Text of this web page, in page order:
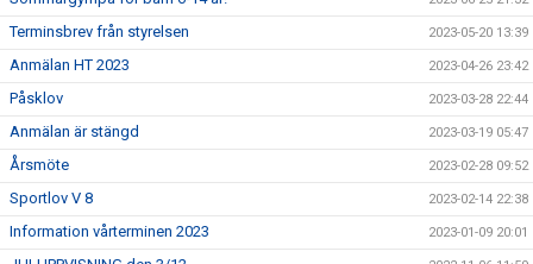
Terminsbrev från styrelsen 2023-05-20 13:39
Anmälan HT 2023 2023-04-26 23:42
Påsklov 2023-03-28 22:44
Anmälan är stängd 2023-03-19 05:47
Årsmöte 2023-02-28 09:52
Sportlov V 8 2023-02-14 22:38
Information vårterminen 2023 2023-01-09 20:01